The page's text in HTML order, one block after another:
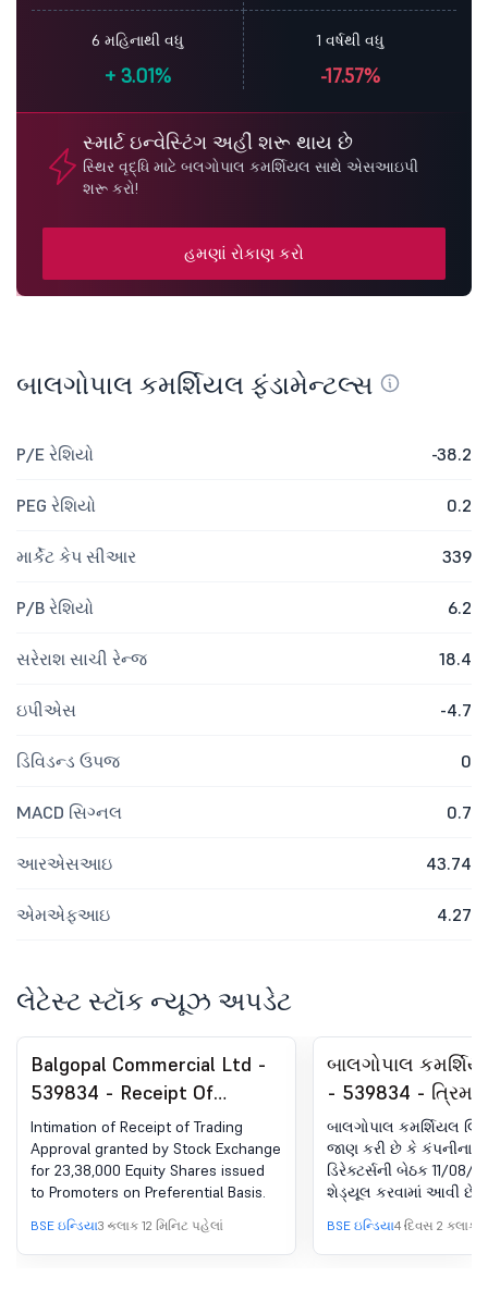
6 મહિનાથી વધુ
+3.01%
1 વર્ષથી વધુ
-17.57%
સ્માર્ટ ઇન્વેસ્ટિંગ અહીં શરૂ થાય છે
સ્થિર વૃદ્ધિ માટે બલગોપાલ કમર્શિયલ સાથે એસઆઇપી
શરૂ કરો!
હમણાં રોકાણ કરો
બાલગોપાલ કમર્શિયલ ફંડામેન્ટલ્સ
P/E રેશિયો -38.2
PEG રેશિયો 0.2
માર્કેટ કેપ સીઆર 339
P/B રેશિયો 6.2
સરેરાશ સાચી રેન્જ 18.4
ઇપીએસ -4.7
ડિવિડન્ડ ઉપજ 0
MACD સિગ્નલ 0.7
આરએસઆઇ 43.74
એમએફઆઇ 4.27
લેટેસ્ટ સ્ટૉક ન્યૂઝ અપડેટ
Balgopal Commercial Ltd -
539834 - Receipt Of
Trading Approval From BSE
Limited For 23,38,000
Equity Shares
Intimation of Receipt of Trading
Approval granted by Stock Exchange
for 23,38,000 Equity Shares issued
to Promoters on Preferential Basis.
BSE ઇન્ડિયા3 કલાક 12 મિનિટ પહેલાં
બાલગોપાલ
- 539834 -
સ્ટેન્ડઅલોન અને
ફાઇનાન્શિયલ
બોર્ડ મીટિંગની સૂચના
બાલગોપાલ કમર્શિયલ
જાણ કરી છે કે કંપનીના
ડિરેક્ટર્સની બેઠક 11/08/
શેડ્યૂલ કરવામાં આવી
બાબતોની સાથે, 30 જૂન,
સમાપ્ત થયેલ ત્રિમાસિક
બિન-ઑડિટ કરાયેલ
BSE ઇન્ડિયા4 દિવસ 2 કલાક